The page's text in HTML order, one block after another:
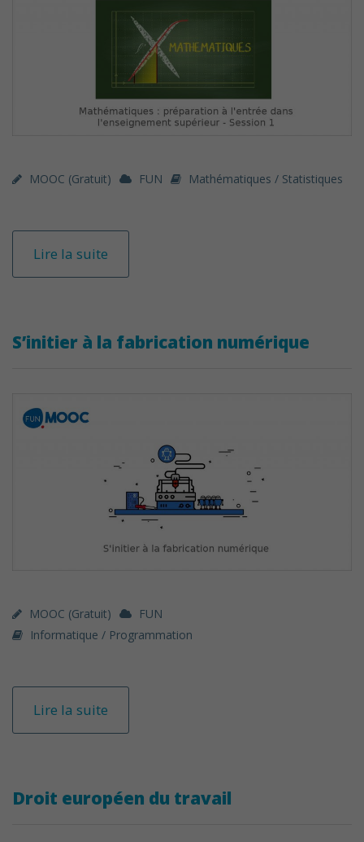
MOOC (gratuit) FUN Mathématiques / Statistiques
Lire la suite
S’initier à la fabrication numérique
MOOC (gratuit)
FUN
Informatique / Programmation
Lire la suite
Droit européen du travail